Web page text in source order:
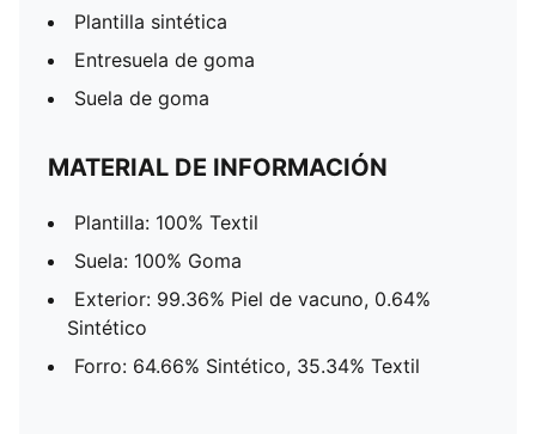
Plantilla sintética
Entresuela de goma
Suela de goma
MATERIAL DE INFORMACIÓN
Plantilla: 100% Textil
Suela: 100% Goma
Exterior: 99.36% Piel de vacuno, 0.64%
Sintético
Forro: 64.66% Sintético, 35.34% Textil